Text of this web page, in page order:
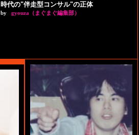
時代の"伴走型コンサル"の正体
by gyouza（まぐまぐ編集部）